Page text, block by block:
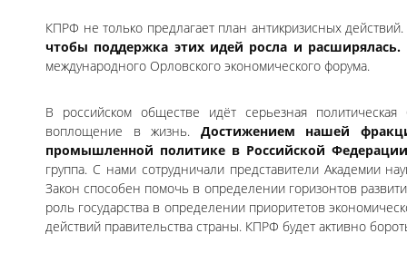
КПРФ не только предлагает план антикризисных действий.
чтобы поддержка этих идей росла и расширялась.
международного Орловского экономического форума.
В российском обществе идёт серьезная
воплощение в жизнь. Достижением нашей
промышленной политике в Российской
группа. С нами сотрудничали представители Академии
Закон способен помочь в определении горизонтов
роль государства в определении приоритетов
действий правительства страны. КПРФ будет активно